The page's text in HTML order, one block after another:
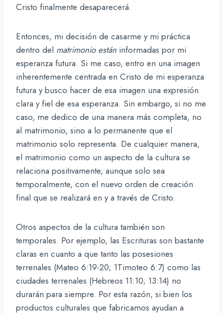
Cristo finalmente desaparecerá.
Entonces, mi decisión de casarme y mi práctica
dentro del matrimonio están informadas por mi
esperanza futura. Si me caso, entro en una imagen
inherentemente centrada en Cristo de mi esperanza
futura y busco hacer de esa imagen una expresión
clara y fiel de esa esperanza. Sin embargo, si no me
caso, me dedico de una manera más completa, no
al matrimonio, sino a lo permanente que el
matrimonio solo representa. De cualquier manera,
el matrimonio como un aspecto de la cultura se
relaciona positivamente, aunque solo sea
temporalmente, con el nuevo orden de creación
final que se realizará en y a través de Cristo.
Otros aspectos de la cultura también son
temporales. Por ejemplo, las Escrituras son bastante
claras en cuanto a que tanto las posesiones
terrenales (Mateo 6:19-20; 1Timoteo 6:7) como las
ciudades terrenales (Hebreos 11:10; 13:14) no
durarán para siempre. Por esta razón, si bien los
productos culturales que fabricamos ayudan a